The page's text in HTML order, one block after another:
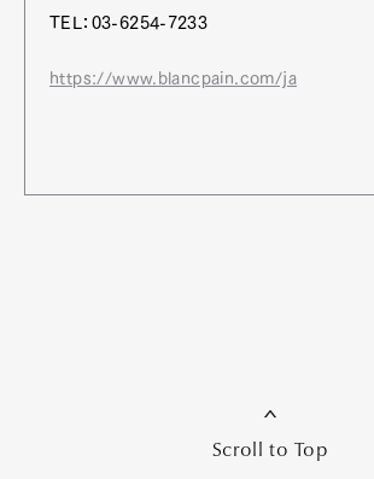
TEL：03-6254-7233
https://www.blancpain.com/ja
Scroll to Top